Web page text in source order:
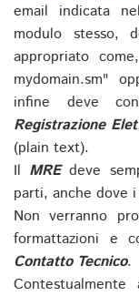
email indicata
modulo stesso,
appropriato
mydomain.sm"
infine deve
Registrazione
(plain text).
Il MREdeve
parti, anche dove
Non verranno
formattazioni e
Contatto Tecnico.